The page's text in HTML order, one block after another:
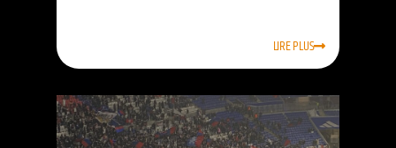
LIRE PLUS